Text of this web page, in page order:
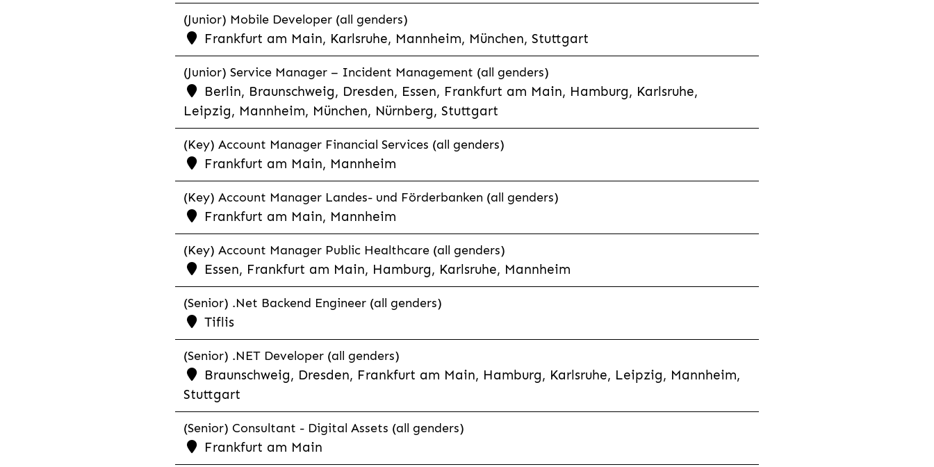
(Junior) Mobile Developer (all genders)
Frankfurt am Main, Karlsruhe, Mannheim, München, Stuttgart
(Junior) Service Manager – Incident Management (all genders)
Berlin, Braunschweig, Dresden, Essen, Frankfurt am Main, Hamburg, Karlsruhe,
Leipzig, Mannheim, München, Nürnberg, Stuttgart
(Key) Account Manager Financial Services (all genders)
Frankfurt am Main, Mannheim
(Key) Account Manager Landes- und Förderbanken (all genders)
Frankfurt am Main, Mannheim
(Key) Account Manager Public Healthcare (all genders)
Essen, Frankfurt am Main, Hamburg, Karlsruhe, Mannheim
(Senior) .Net Backend Engineer (all genders)
Tiflis
(Senior) .NET Developer (all genders)
Braunschweig, Dresden, Frankfurt am Main, Hamburg, Karlsruhe, Leipzig, Mannheim,
Stuttgart
(Senior) Consultant - Digital Assets (all genders)
Frankfurt am Main